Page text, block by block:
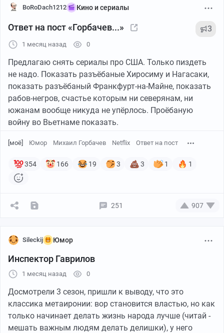
BoRoDach1212 Кино и сериалы
Ответ на пост «Горбачев...» 3
1 месяц назад 0
Предлагаю снять сериалы про США. Только пиздеть
не надо. Показать разъёбаные Хиросиму и Нагасаки,
показать разъёбаный Франкфурт-на-Майне, показать
рабов-негров, счастье которым ни северянам, ни
южанам вообще никуда не упёрлось. Проёбаную
войну во Вьетнаме показать.
[моё] Юмор Михаил Горбачев Netflix Ответ на пост
354 166 19 3 3 1 1
251 907
Sileckij Юмор
Инспектор Гаврилов
1 месяц назад 0
Досмотрели 3 сезон, пришли к выводу, что это
классика метаиронии: вор становится властью, но как
только начинает делать жизнь народа лучше (читай -
мешать важным людям делать делишки), у него